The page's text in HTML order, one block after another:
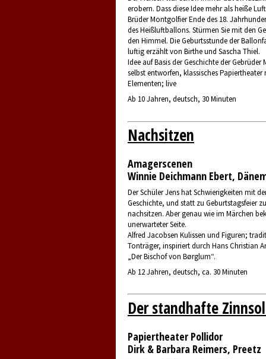
erobern. Dass diese Idee mehr als heiße
Brüder Montgolfier Ende des 18.
des Heißluftballons. Stürmen Sie mit den
den Himmel. Die Geburtsstunde der
luftig erzählt von Birthe und Sascha Thiel.
Idee auf Basis der Geschichte der
selbst entworfen, klassisches
Elementen; live
Ab 10 Jahren, deutsch, 30 Minuten
Nachsitzen
Amagerscenen
Winnie Deichmann Ebert,
Der Schüler Jens hat Schwierigkeiten mit
Geschichte, und statt zu Geburtstagsfeier
nachsitzen. Aber genau wie im Märchen
unerwarteter Seite.
Alfred Jacobsen Kulissen und Figuren;
Tonträger, inspiriert durch Hans Christian
„Der Bischof von Børglum“.
Ab 12 Jahren, deutsch, ca. 30 Minuten
Der standhafte
Papiertheater Pollidor
Dirk & Barbara Reimers, Preetz